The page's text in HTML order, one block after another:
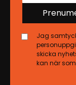
Jag
skicka
kan när